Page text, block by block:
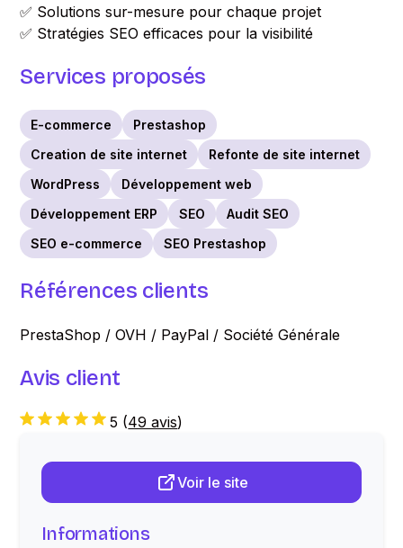
✅ Solutions sur-mesure pour chaque projet
✅ Stratégies SEO efficaces pour la visibilité
Services proposés
E-commerce
Prestashop
Creation de site internet
Refonte de site internet
WordPress
Développement web
Développement ERP
SEO
Audit SEO
SEO e-commerce
SEO Prestashop
Références clients
PrestaShop / OVH / PayPal / Société Générale
Avis client
5 (49 avis)
Voir le site
Informations